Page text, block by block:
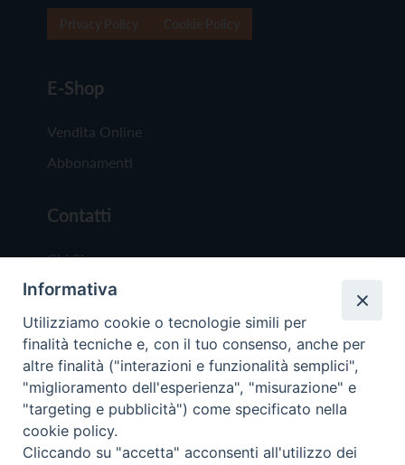
E-Shop
Vendita Online
Abbonamenti
Contatti
Chi Siamo
Redazione
Scrivici
Copyright © 2019 - Tutti i diritti riservati - Vita
Informativa
Utilizziamo cookie o tecnologie simili per
finalità tecniche e, con il tuo consenso, anche per
altre finalità ("interazioni e funzionalità semplici",
"miglioramento dell'esperienza", "misurazione" e
"targeting e pubblicità") come specificato nella
cookie policy.
Cliccando su "accetta" acconsenti all'utilizzo dei